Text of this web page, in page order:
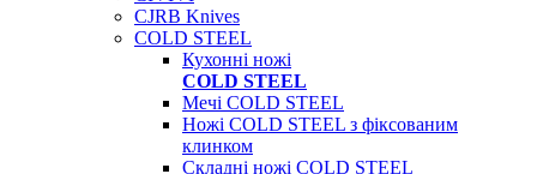
CJRB Knives
COLD STEEL
Кухонні ножі
COLD STEEL
Мечі COLD STEEL
Ножі COLD STEEL з фіксованим
клинком
Складні ножі COLD STEEL